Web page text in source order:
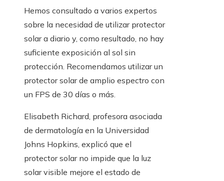
Hemos consultado a varios expertos
sobre la necesidad de utilizar protector
solar a diario y, como resultado, no hay
suficiente exposición al sol sin
protección. Recomendamos utilizar un
protector solar de amplio espectro con
un FPS de 30 días o más.
Elisabeth Richard, profesora asociada
de dermatología en la Universidad
Johns Hopkins, explicó que el
protector solar no impide que la luz
solar visible mejore el estado de